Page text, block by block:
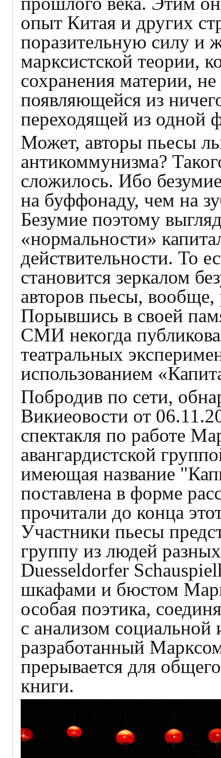
опыт Китая и других
поразительную силу и
марксистской теории,
сохранения материи,
появляющейся из
переходящей из одной
Может, авторы пьесы
антикоммунизма?
сложилось. Ибо
на буффонаду, чем на
Безумие поэтому
«нормальности»
действительности. То
становится зеркалом
авторов пьесы, вообще,
Порывшись в своей
СМИ некогда
театральных
использованием
Побродив по сети,
Викиеовости от
спектакля по работе
авангардистской
имеющая название
поставлена в форме
прочитали до конца
Участники пьесы
группу из людей
Duesseldorfer
шкафами и бюстом
особая поэтика,
с анализом
разработанный
прерывается для
книги.